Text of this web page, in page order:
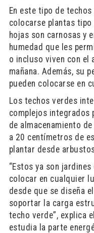
En este tipo de
colocarse plantas
hojas son carnosas y
humedad que les
o incluso viven con el
mañana. Además, su
pueden colocarse en
Los techos verdes
complejos integrados
de almacenamiento
a 20 centímetros de
plantar desde
“Estos ya son
colocar en cualquier
desde que se diseña
soportar la carga
techo verde”, explica
estudia la parte